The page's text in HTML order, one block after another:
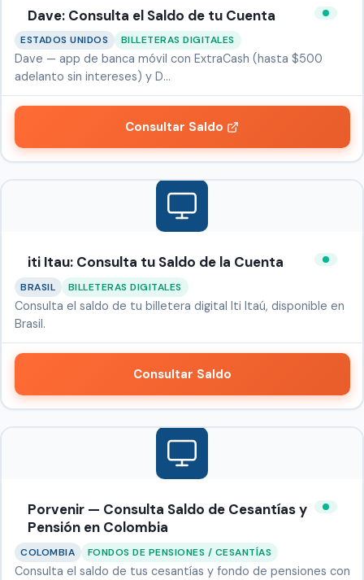
Dave: Consulta el Saldo de tu Cuenta
ESTADOS UNIDOS BILLETERAS DIGITALES
Dave — app de banca móvil con ExtraCash (hasta $500
adelanto sin intereses) y D…
Consultar Saldo
iti Itau: Consulta tu Saldo de la Cuenta
BRASIL BILLETERAS DIGITALES
Consulta el saldo de tu billetera digital Iti Itaú, disponible en
Brasil.
Consultar Saldo
Porvenir — Consulta Saldo de Cesantías y
Pensión en Colombia
COLOMBIA FONDOS DE PENSIONES / CESANTÍAS
Consulta el saldo de tus cesantías y fondo de pensiones con